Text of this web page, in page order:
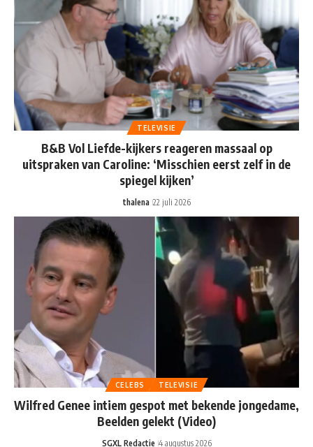
TELEVISIE
B&B Vol Liefde-kijkers reageren massaal op
uitspraken van Caroline: ‘Misschien eerst zelf in de
spiegel kijken’
thalena 22 juli 2026
CELEBS TELEVISIE
Wilfred Genee intiem gespot met bekende jongedame,
Beelden gelekt (Video)
SGXL Redactie 4 augustus 2026